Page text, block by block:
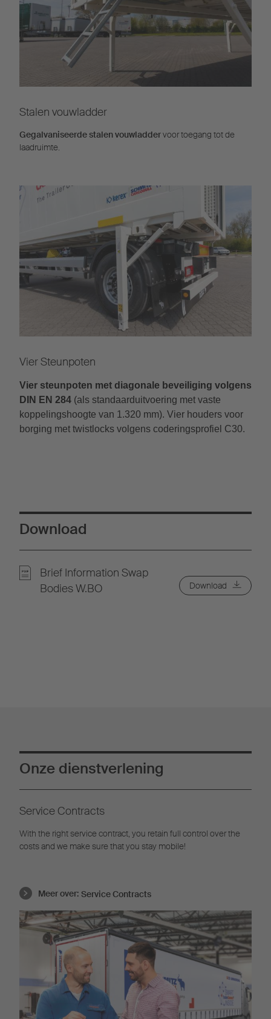
Stalen vouwladder
Gegalvaniseerde stalen vouwladdervoor toegang tot de
laadruimte.
Vier Steunpoten
Vier steunpoten met diagonale beveiliging volgens
DIN EN 284 (als standaarduitvoering met vaste
koppelingshoogte van 1.320 mm). Vier houders voor
borging met twistlocks volgens coderingsprofiel C30.
Download
Brief Information Swap
Bodies W.BO
Download
Onze dienstverlening
Service Contracts
With the right service contract, you retain full control over the
costs and we make sure that you stay mobile!
Meer over: Service Contracts